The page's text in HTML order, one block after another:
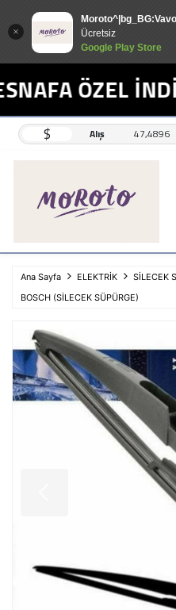
Ücretsiz
Google Play Store
ÖZEL
$ Alış 47,4896
Ana Sayfa ELEKTRİK
SİLECEK
BOSCH (SİLECEK SÜPÜRGE)